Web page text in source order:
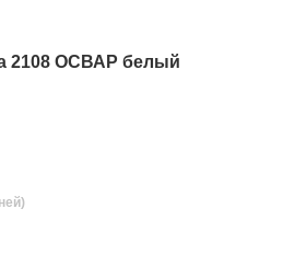
2108 ОСВАР белый